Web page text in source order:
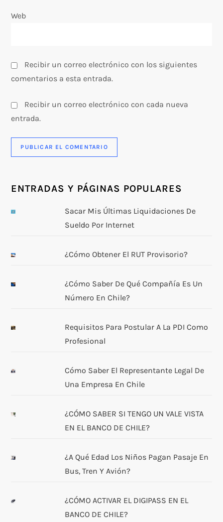
a
Web
Recibir un correo electrónico con los siguientes
comentarios a esta entrada.
Recibir un correo electrónico con cada nueva
entrada.
ENTRADAS Y PÁGINAS POPULARES
Sacar Mis Últimas Liquidaciones De
Sueldo Por Internet
¿Cómo Obtener El RUT Provisorio?
¿Cómo Saber De Qué Compañía Es Un
Número En Chile?
Requisitos Para Postular A La PDI Como
Profesional
Cómo Saber El Representante Legal De
Una Empresa En Chile
¿CÓMO SABER SI TENGO UN VALE VISTA
EN EL BANCO DE CHILE?
¿A Qué Edad Los Niños Pagan Pasaje En
Bus, Tren Y Avión?
¿CÓMO ACTIVAR EL DIGIPASS EN EL
BANCO DE CHILE?